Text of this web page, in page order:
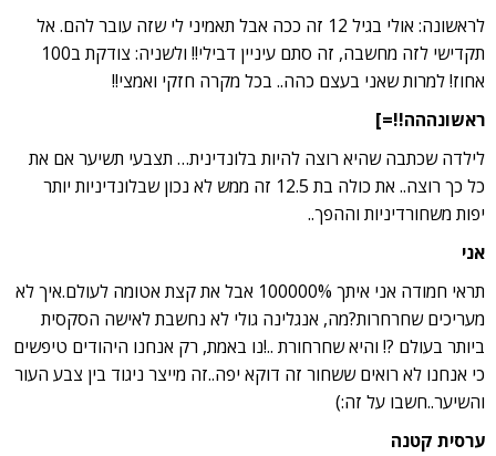
לראשונה: אולי בגיל 12 זה ככה אבל תאמיני לי שזה עובר להם. אל
תקדישי לזה מחשבה, זה סתם עיניין דבילי!! ולשניה: צודקת ב100
אחוז! למרות שאני בעצם כהה.. בכל מקרה חזקי ואמצי!!
ראשונההה!!=]
לילדה שכתבה שהיא רוצה להיות בלונדינית… תצבעי תשיער אם את
כל כך רוצה.. את כולה בת 12.5 זה ממש לא נכון שבלונדיניות יותר
יפות משחורדיניות וההפך..
אני
תראי חמודה אני איתך 100000% אבל את קצת אטומה לעולם.איך לא
מעריכים שחרחרות?מה, אנגלינה גולי לא נחשבת לאישה הסקסית
ביותר בעולם ?! והיא שחרחורת ..!נו באמת, רק אנחנו היהודים טיפשים
כי אנחנו לא רואים ששחור זה דוקא יפה..זה מייצר ניגוד בין צבע העור
והשיער..חשבו על זה:)
ערסית קטנה